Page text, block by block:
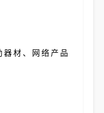
器材、网络产品